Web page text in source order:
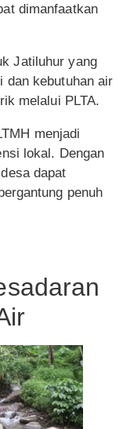
dimanfaatkan
Jatiluhur yang
dan kebutuhan air
melalui PLTA.
menjadi
lokal. Dengan
dapat
penuh